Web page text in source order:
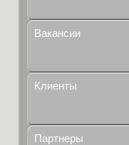
Вакансии
Клиенты
Партнеры